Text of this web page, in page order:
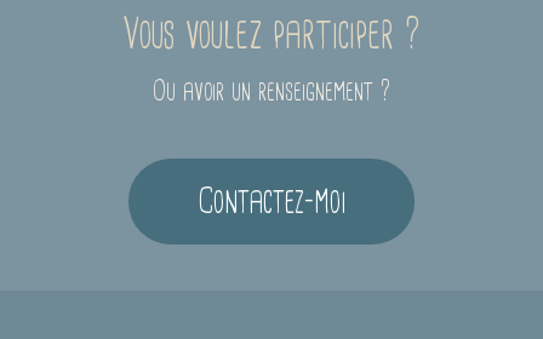
Vous voulez participer ?
Ou avoir un renseignement ?
Contactez-moi